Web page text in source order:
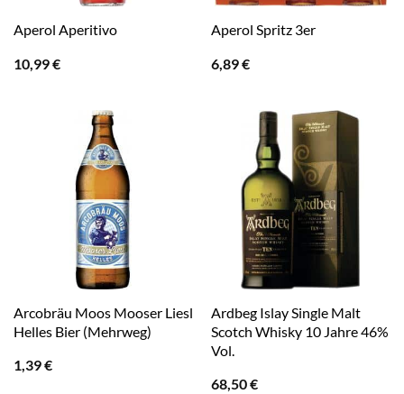
Aperol Aperitivo
10,99€
Aperol Spritz 3er
6,89€
Arcobräu Moos Mooser Liesl
Helles Bier (Mehrweg)
1,39€
Ardbeg Islay Single Malt
Scotch Whisky 10 Jahre 46%
Vol.
68,50€